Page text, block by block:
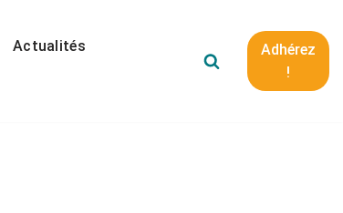
Actualités
Adhérez
!